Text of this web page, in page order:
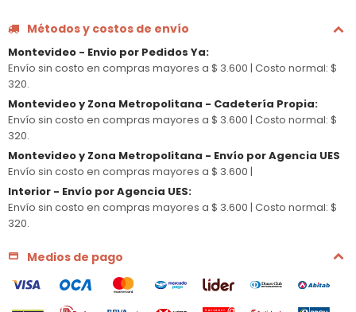
Métodos y costos de envío
Montevideo - Envio por Pedidos Ya:
Envío sin costo en compras mayores a $ 3.600 | Costo normal: $
320.
Montevideo y Zona Metropolitana - Cadetería Propia:
Envío sin costo en compras mayores a $ 3.600 | Costo normal: $
320.
Montevideo y Zona Metropolitana - Envío por Agencia UES
Envío sin costo en compras mayores a $ 3.600 |
Interior - Envío por Agencia UES:
Envío sin costo en compras mayores a $ 3.600 | Costo normal: $
320.
Medios de pago